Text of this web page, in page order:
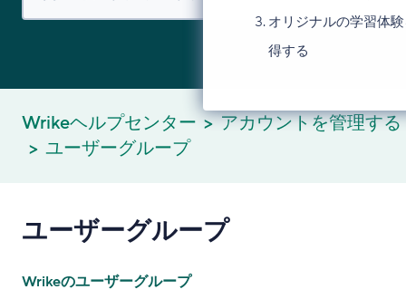
オリジナルの学習体
得する
Wrikeヘルプセンター
アカウントを管理する
ユーザーグループ
ユーザーグループ
Wrikeのユーザーグループ